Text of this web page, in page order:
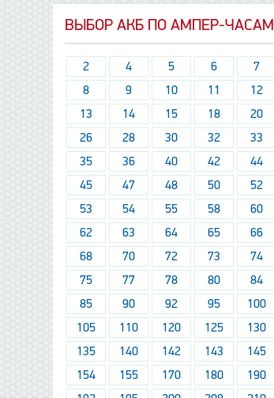
ВЫБОР АКБ ПО АМПЕР-ЧАСАМ
2 4 5 6
7
8
9 10 11
12
13
14 15 18
20
26
28 30 32
33
35
36 40 42
44
45
47 48 50
52
53
54 55 58
60
62
63 64 65
66
68
70 72 73
74
75
77 78 80
84
85
90 92 95
100
105
110 120 125
130
135
140 142 143
145
154
155 170 180
190